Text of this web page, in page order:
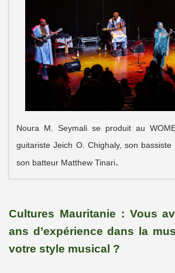
Noura M. Seymali se produit au
guitariste Jeich O. Chighaly, son
son batteur Matthew Tinari.
Cultures Mauritanie : Vous
ans d’expérience dans la
votre style musical ?